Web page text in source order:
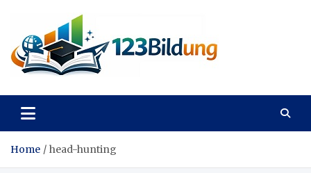
content
123Bildung
Home head-hunting